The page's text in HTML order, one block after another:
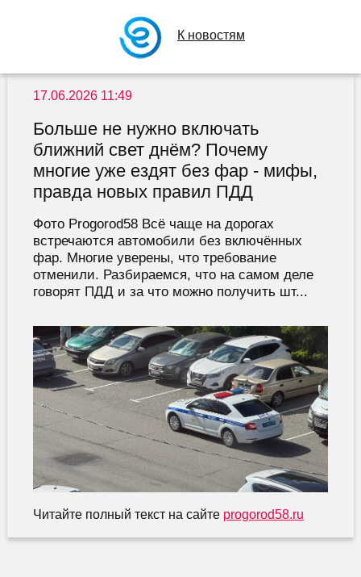
К новостям
17.06.2026 11:49
Больше не нужно включать
ближний свет днём? Почему
многие уже ездят без фар - мифы,
правда новых правил ПДД
Фото Progorod58 Всё чаще на дорогах
встречаются автомобили без включённых
фар. Многие уверены, что требование
отменили. Разбираемся, что на самом деле
говорят ПДД и за что можно получить шт...
Читайте полный текст на сайте progorod58.ru